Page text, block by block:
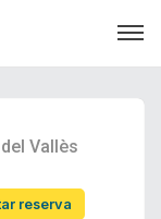
Vallès
reserva